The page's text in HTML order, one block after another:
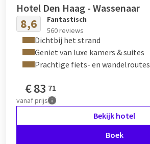
Hotel Den Haag - Wassenaar
8,6
Fantastisch
560 reviews
Dichtbij het strand
Geniet van luxe kamers & suites
Prachtige fiets- en wandelroutes
€83 71
vanafprijs
Bekijk hotel
Boek